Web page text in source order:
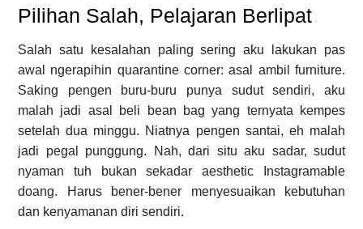
Pilihan Salah, Pelajaran Berlipat
Salah satu kesalahan paling sering aku lakukan pas
awal ngerapihin quarantine corner: asal ambil furniture.
Saking pengen buru-buru punya sudut sendiri, aku
malah jadi asal beli bean bag yang ternyata kempes
setelah dua minggu. Niatnya pengen santai, eh malah
jadi pegal punggung. Nah, dari situ aku sadar, sudut
nyaman tuh bukan sekadar aesthetic Instagramable
doang. Harus bener-bener menyesuaikan kebutuhan
dan kenyamanan diri sendiri.